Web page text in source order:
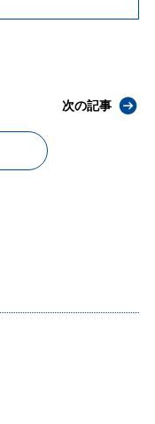
次の記事